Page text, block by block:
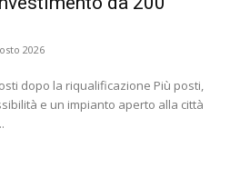
2026
dopo la riqualificazione Più posti,
e un impianto aperto alla città